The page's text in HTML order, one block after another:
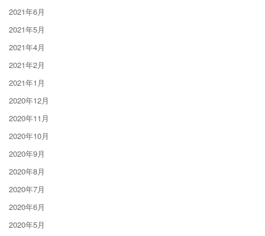
2021年6月
2021年5月
2021年4月
2021年2月
2021年1月
2020年12月
2020年11月
2020年10月
2020年9月
2020年8月
2020年7月
2020年6月
2020年5月